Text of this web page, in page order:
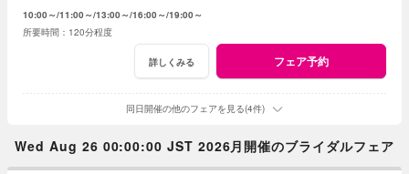
10:00～ 11:00～ 13:00～ 16:00～ 19:00～
120分程度
詳しくみる フェア予約
同日開催の他のフェアを見る(4件)
Wed Aug 26 00:00:00 JST 2026月開催のブライダルフェア